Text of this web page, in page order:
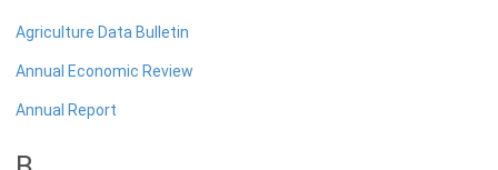
வங்கிப் பணிமனை
வங்கிப் பணிமனை
Agriculture Data Bulletin
Annual Economic Review
Annual Report